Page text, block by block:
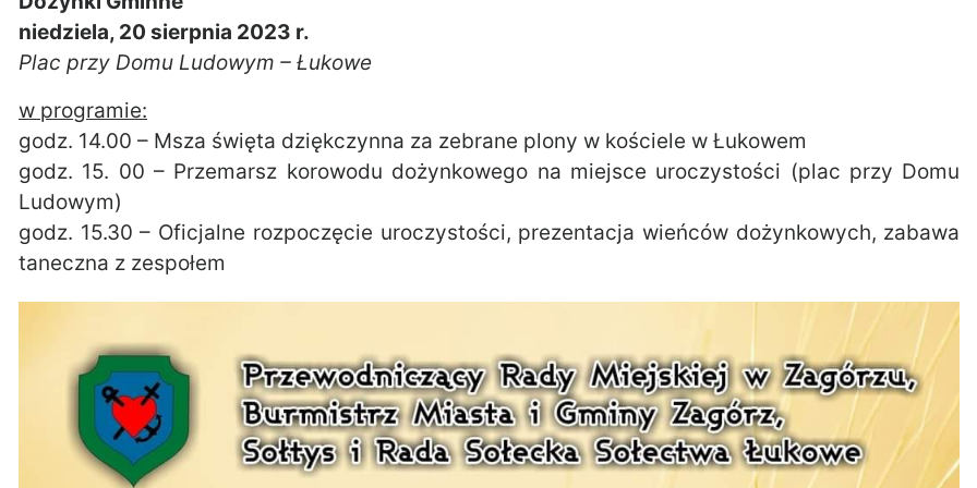
niedziela, 20 sierpnia 2023 r.
Plac przy Domu Ludowym – Łukowe
w programie:
godz. 14.00 – Msza święta dziękczynna za zebrane plony w kościele w Łukowem
godz. 15. 00 – Przemarsz korowodu dożynkowego na miejsce uroczystości (plac przy Domu
Ludowym)
godz. 15.30 – Oficjalne rozpoczęcie uroczystości, prezentacja wieńców dożynkowych, zabawa
taneczna z zespołem